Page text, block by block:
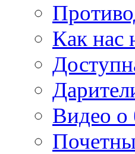
Как нас
Видео о